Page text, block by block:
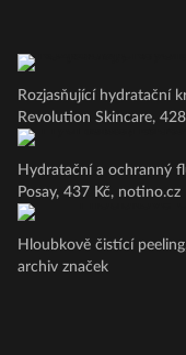
Rozjasňující hydratační
Revolution Skincare,
Hydratační a ochranný
Posay, 437 Kč, notino.cz
Hloubkově čistící
archiv značek